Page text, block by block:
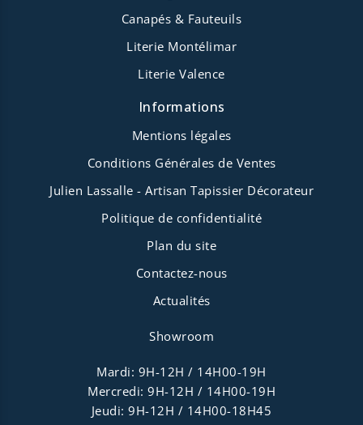
Canapés & Fauteuils
Literie Montélimar
Literie Valence
Informations
Mentions légales
Conditions Générales de Ventes
Julien Lassalle - Artisan Tapissier Décorateur
Politique de confidentialité
Plan du site
Contactez-nous
Actualités
Showroom
Mardi: 9H-12H / 14H00-19H
Mercredi: 9H-12H / 14H00-19H
Jeudi: 9H-12H / 14H00-18H45